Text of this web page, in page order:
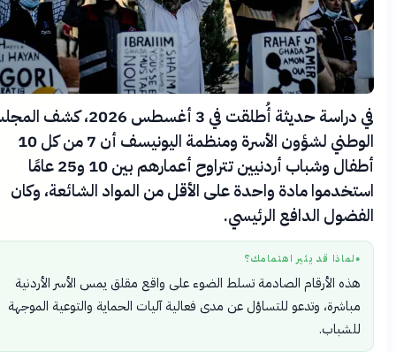
في دراسة حديثة أُطلقت في 3 أغسطس 2026، كشف المجلس
الوطني لشؤون الأسرة ومنظمة اليونيسف أن 7 من كل 10
أطفال وشباب أردنيين تتراوح أعمارهم بين 10 و25 عامًا
مادة واحدة على الأقل من المواد الشائعة، وكان
الدافع الرئيسي.
لماذا قد يثير اهتمامك؟
هذه الأرقام الصادمة تسلط الضوء على واقع مقلق يمس الأسر الأردنية
مباشرة، وتدعو للتساؤل عن مدى فعالية آليات الحماية والتوعية الموجهة
للشباب.